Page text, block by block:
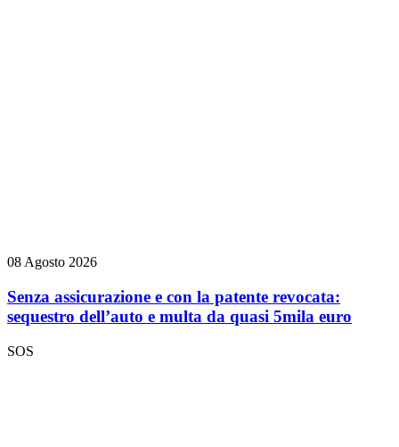
08 Agosto 2026
Senza assicurazione e con la patente revocata:
sequestro dell’auto e multa da quasi 5mila euro
SOS